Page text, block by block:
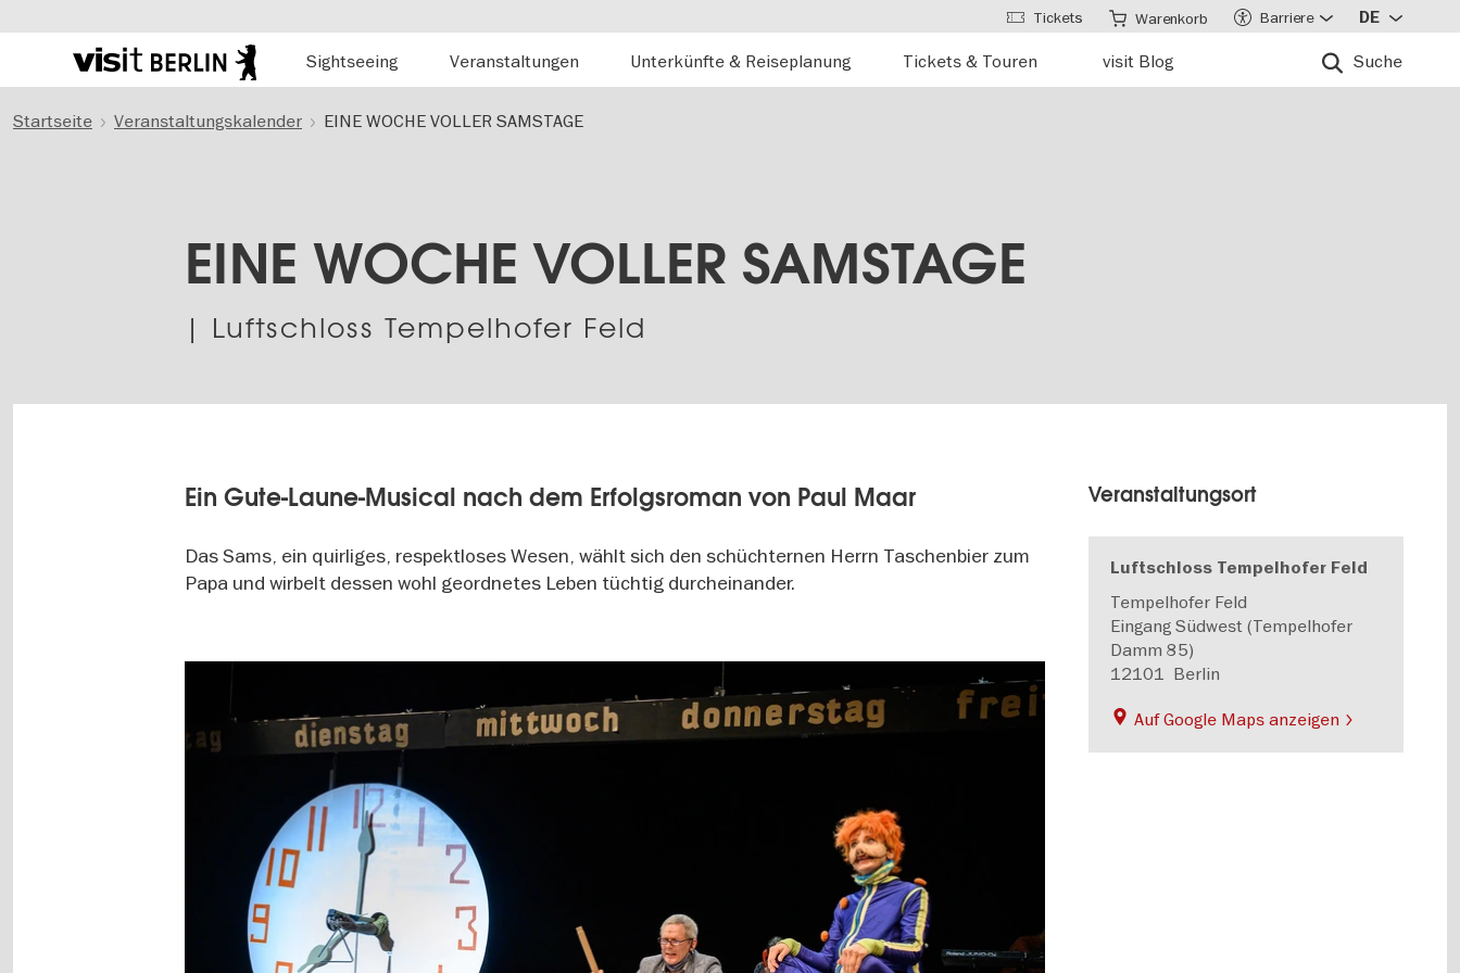
zum
Berlins
Tourismusportal
Sightseeing
Veranstaltungen Unterkünfte & Reiseplanung Tickets & Touren visit Blog Suche
Tickets Warenkorb Barriere DE
Startseite Veranstaltungskalender EINE WOCHE VOLLER SAMSTAGE
EINE WOCHE VOLLER SAMSTAGE
| Luftschloss Tempelhofer Feld
Ein Gute-Laune-Musical nach dem Erfolgsroman von Paul Maar
Das Sams, ein quirliges, respektloses Wesen, wählt sich den schüchternen Herrn Taschenbier zum
Papa und wirbelt dessen wohl geordnetes Leben tüchtig durcheinander.
Veranstaltungsort
Luftschloss Tempelhofer Feld
Tempelhofer Feld
Eingang Südwest (Tempelhofer
Damm 85)
12101 Berlin
Auf Google Maps anzeigen